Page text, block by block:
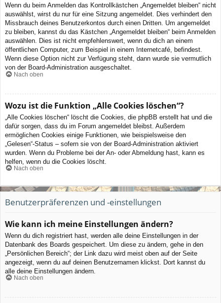
Wenn du beim Anmelden das Kontrollkästchen „Angemeldet bleiben“ nicht
auswählst, wirst du nur für eine Sitzung angemeldet. Dies verhindert den
Missbrauch deines Benutzerkontos durch einen Dritten. Um angemeldet
zu bleiben, kannst du das Kästchen „Angemeldet bleiben“ beim Anmelden
auswählen. Dies ist nicht empfehlenswert, wenn du dich an einem
öffentlichen Computer, zum Beispiel in einem Internetcafé, befindest.
Wenn diese Option nicht zur Verfügung steht, dann wurde sie vermutlich
von der Board-Administration ausgeschaltet.
Nach oben
Wozu ist die Funktion „Alle Cookies löschen“?
„Alle Cookies löschen“ löscht die Cookies, die phpBB erstellt hat und die
dafür sorgen, dass du im Forum angemeldet bleibst. Außerdem
ermöglichen Cookies einige Funktionen, wie beispielsweise den
„Gelesen“-Status – sofern sie von der Board-Administration aktiviert
wurden. Wenn du Probleme bei der An- oder Abmeldung hast, kann es
helfen, wenn du die Cookies löscht.
Nach oben
Benutzerpräferenzen und -einstellungen
Wie kann ich meine Einstellungen ändern?
Wenn du dich registriert hast, werden alle deine Einstellungen in der
Datenbank des Boards gespeichert. Um diese zu ändern, gehe in den
„Persönlichen Bereich“; der Link dazu wird meist oben auf der Seite
angezeigt, wenn du auf deinen Benutzernamen klickst. Dort kannst du
alle deine Einstellungen ändern.
Nach oben